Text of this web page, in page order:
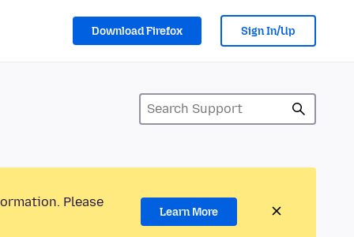
Download Firefox Sign In/Up
Please
Learn More